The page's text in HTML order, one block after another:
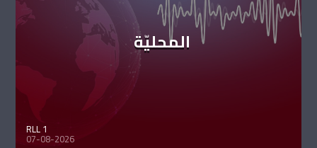
المحليّة
RLL 1
07-08-2026